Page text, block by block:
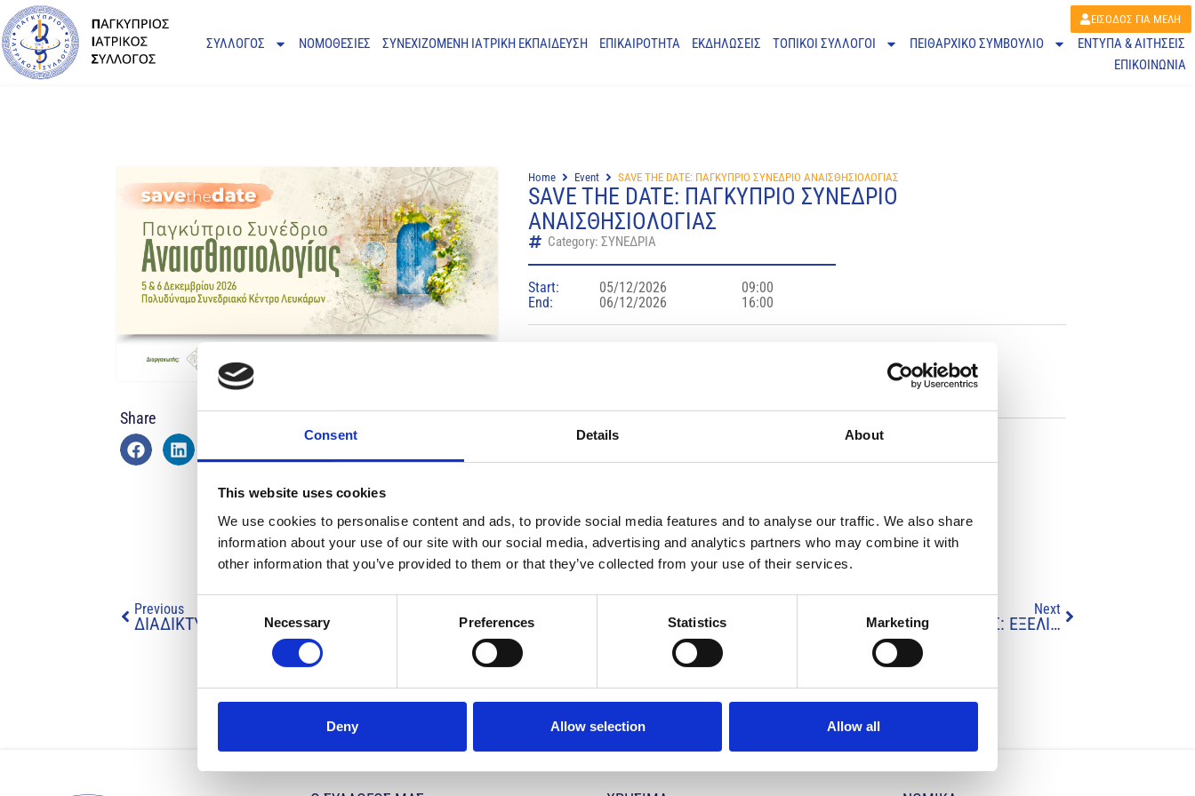
Consent Details About
This website uses cookies
We use cookies to personalise content and ads, to provide social media features and to analyse our traffic. We also share
information about your use of our site with our social media, advertising and analytics partners who may combine it with
other information that you’ve provided to them or that they’ve collected from your use of their services.
Selection
Necessary Preferences Statistics Marketing
Deny Allow selection Allow all
ΕΙΣΟΔΟΣ ΓΙΑ ΜΕΛΗ
ΣΥΛΛΟΓΟΣ ΝΟΜΟΘΕΣΙΕΣ ΣΥΝΕΧΙΖΟΜΕΝΗ ΙΑΤΡΙΚΗ ΕΚΠΑΙΔΕΥΣΗ ΕΠΙΚΑΙΡΟΤΗΤΑ ΕΚΔΗΛΩΣΕΙΣ ΤΟΠΙΚΟΙ ΣΥΛΛΟΓΟΙ ΠΕΙΘΑΡΧΙΚΌ ΣΥΜΒΟΎΛΙΟ
ΕΝΤΥΠΑ & ΑΙΤΗΣΕΙΣ
ΕΠΙΚΟΙΝΩΝΙΑ
Share
Home Event SAVE THE DATE: ΠΑΓΚΥΠΡΙΟ ΣΥΝΕΔΡΙΟ ΑΝΑΙΣΘΗΣΙΟΛΟΓΙΑΣ
SAVE THE DATE: ΠΑΓΚΥΠΡΙΟ ΣΥΝΕΔΡΙΟ
ΑΝΑΙΣΘΗΣΙΟΛΟΓΙΑΣ
Category: ΣΥΝΕΔΡΙΑ
Start: 05/12/2026
09:00
End:
06/12/2026 16:00
Previous Next
1ο ΔΙΕΠΙΣΤΗΜΟΝΙΚΟ ΣΥΝΕΔΡΙΟ ΝΟΜΙΚΗΣ ΚΑΙ ΙΑΤΡΙΚΗΣ: ΕΞΕΛΙΞΕΙΣ ΣΤΟ ΔΙΚΑΙΟ ΤΗΣ ΥΓΕΙΑΣ